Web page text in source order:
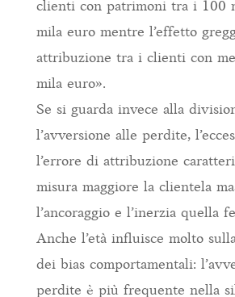
clienti con patrimoni tra i 100
mila euro mentre l’effetto
attribuzione tra i clienti con
mila euro».
Se si guarda invece alla
l’avversione alle perdite,
l’errore di attribuzione
misura maggiore la clientela
l’ancoraggio e l’inerzia quella
Anche l’età influisce molto
dei bias comportamentali:
perdite è più frequente nella